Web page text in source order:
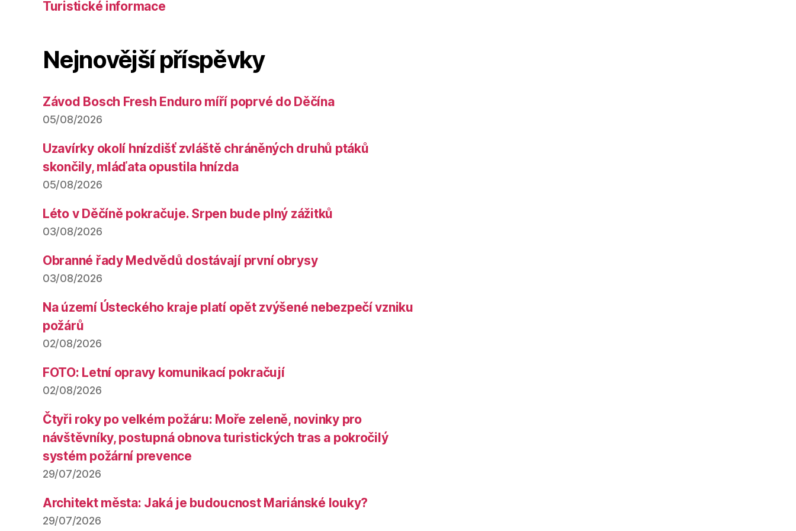
Turistické informace
Nejnovější příspěvky
Závod Bosch Fresh Enduro míří poprvé do Děčína
05/08/2026
Uzavírky okolí hnízdišť zvláště chráněných druhů ptáků
skončily, mláďata opustila hnízda
05/08/2026
Léto v Děčíně pokračuje. Srpen bude plný zážitků
03/08/2026
Obranné řady Medvědů dostávají první obrysy
03/08/2026
Na území Ústeckého kraje platí opět zvýšené nebezpečí vzniku
požárů
02/08/2026
FOTO: Letní opravy komunikací pokračují
02/08/2026
Čtyři roky po velkém požáru: Moře zeleně, novinky pro
návštěvníky, postupná obnova turistických tras a pokročilý
systém požární prevence
29/07/2026
Architekt města: Jaká je budoucnost Mariánské louky?
29/07/2026